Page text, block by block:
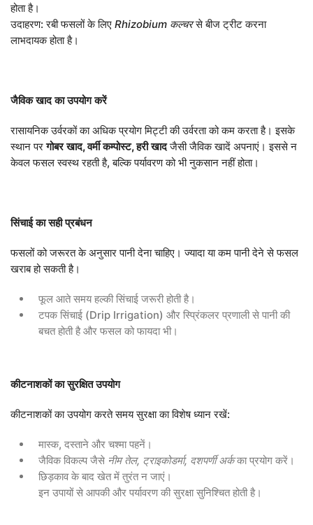
होता है।
उदाहरण: रबी फसलों के लिए Rhizobium कल्चरसे बीज ट्रीट करना
लाभदायक होता है।
जैविक खाद का उपयोग करें
रासायनिक उर्वरकों का अधिक प्रयोग मिट्टी की उर्वरता को कम करता है। इसके
स्थान परगोबर खाद,वर्मी कम्पोस्ट,हरी खादजैसी जैविक खादें अपनाएं। इससे न
केवल फसल स्वस्थ रहती है, बल्कि पर्यावरण को भी नुकसान नहीं होता।
सिंचाई का सही प्रबंधन
फसलों को जरूरत के अनुसार पानी देना चाहिए। ज्यादा या कम पानी देने से फसल
खराब हो सकती है।
फूल आते समय हल्की सिंचाई जरूरी होती है।
टपक सिंचाई (Drip Irrigation) और स्प्रिंकलर प्रणाली से पानी की
बचत होती है और फसल को फायदा भी।
कीटनाशकों का सुरक्षित उपयोग
कीटनाशकों का उपयोग करते समय सुरक्षा का विशेष ध्यान रखें:
मास्क, दस्ताने और चश्मा पहनें।
जैविक विकल्प जैसे नीम तेल, ट्राइकोडर्मा, दशपर्णी अर्कका प्रयोग करें।
छिड़काव के बाद खेत में तुरंत न जाएं।
इन उपायों से आपकी और पर्यावरण की सुरक्षा सुनिश्चित होती है।